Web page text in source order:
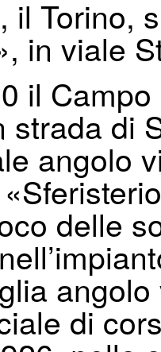
il Torino,
in viale
il
strada di
angolo
delle
di